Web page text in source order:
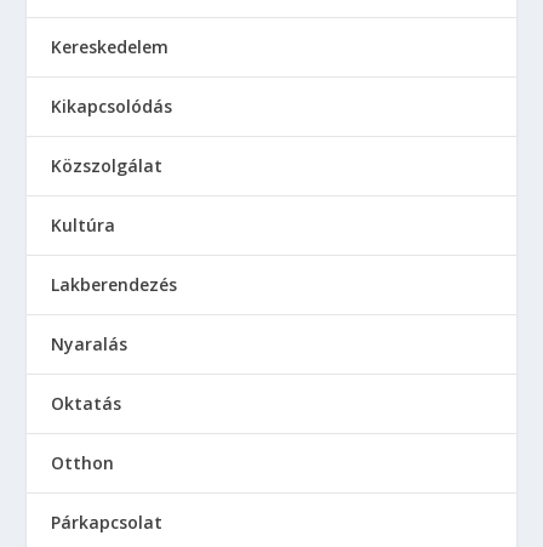
Kereskedelem
Kikapcsolódás
Közszolgálat
Kultúra
Lakberendezés
Nyaralás
Oktatás
Otthon
Párkapcsolat